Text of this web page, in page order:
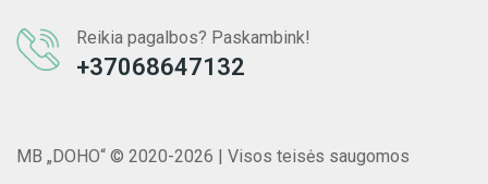
Reikia pagalbos? Paskambink!
+37068647132
MB „DOHO“ © 2020-2026 | Visos teisės saugomos